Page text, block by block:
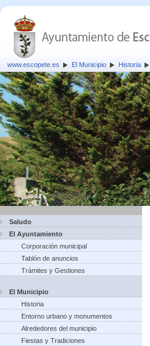
www.escopete.es El Municipio Historia
Saludo
El Ayuntamiento
Corporación municipal
Tablón de anuncios
Trámites y Gestiones
El Municipio
Historia
Entorno urbano y monumentos
Alrededores del municipio
Fiestas y Tradiciones